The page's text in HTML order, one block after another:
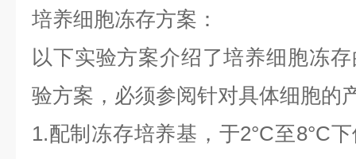
培养细胞冻存方案：
以下实验方案介绍了培养细胞冻
验方案，必须参阅针对具体细胞的
1.配制冻存培养基，于2°C至8°C